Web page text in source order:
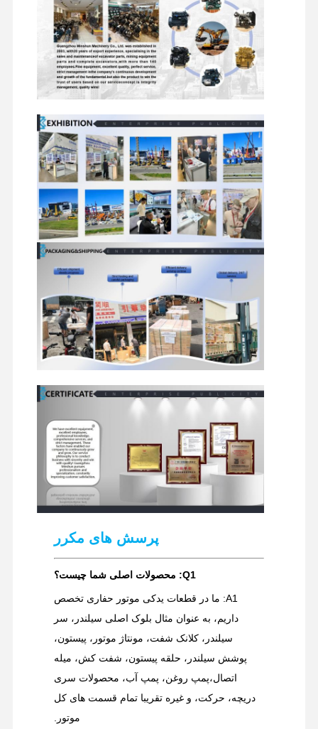
قطعات یدکی بیل مکانیکی
پرسش های مکرر
Q1: محصولات اصلی شما چیست؟
A1: ما در قطعات یدکی موتور حفاری تخصص
داریم، به عنوان مثال بلوک اصلی سیلندر، سر
سیلندر، کلانک شفت، مونتاژ موتور، پیستون،
پوشش سیلندر، حلقه پیستون، شفت کش، میله
اتصال،پمپ روغن، پمپ آب، محصولات سری
دریچه، حرکت، و غیره تقریبا تمام قسمت های کل
موتور.